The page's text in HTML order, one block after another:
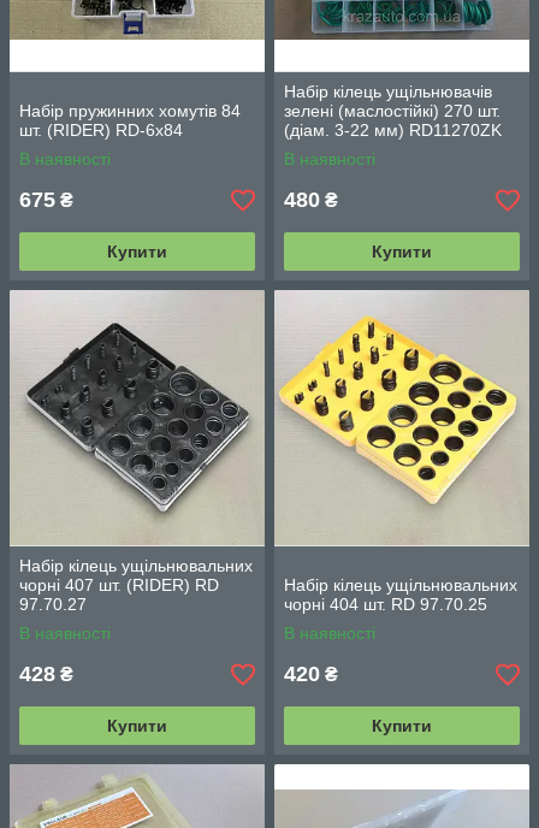
Набір пружинних хомутів 84
шт. (RIDER) RD-6x84
В наявності
675 ₴
Купити
Набір кілець ущільнювачів
зелені (маслостійкі) 270 шт.
(діам. 3-22 мм) RD11270ZK
В наявності
480 ₴
Купити
Набір кілець ущільнювальних
чорні 407 шт. (RIDER) RD
97.70.27
В наявності
428 ₴
Купити
Набір кілець ущільнювальних
чорні 404 шт. RD 97.70.25
В наявності
420 ₴
Купити